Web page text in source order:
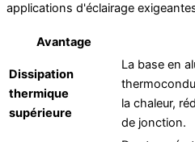
applications d'éclairage
Avantage
Dissipation
thermique
supérieure
La base en
la chaleur,
de jonction.